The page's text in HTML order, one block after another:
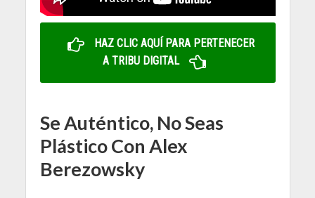
HAZ CLIC AQUÍ PARA PERTENECER
A TRIBU DIGITAL
Se Auténtico, No Seas
Plástico Con Alex
Berezowsky